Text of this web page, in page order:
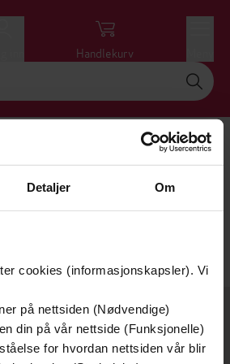
Detaljer Om
cookies (informasjonskapsler). Vi
på nettsiden (Nødvendige)
din på vår nettside (Funksjonelle)
for hvordan nettsiden vår blir
Handlekurv
Få varsel ved ny bok av forfatteren
ikke finne det du søkte etter.